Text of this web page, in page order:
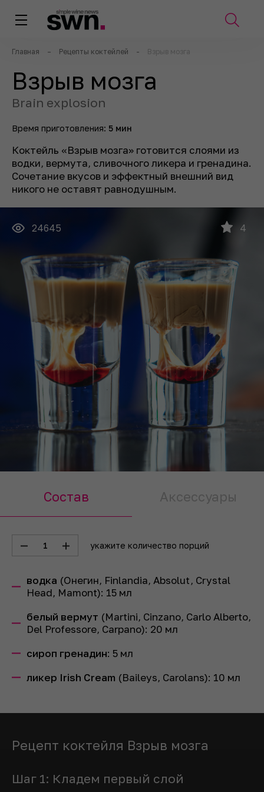
Главная – Рецепты коктейлей - Взрыв мозга
Взрыв мозга
Brain explosion
24645 4
Коктейль «Взрыв мозга» готовится слоями из
водки, вермута, сливочного ликера и гренадина.
Сочетание вкусов и эффектный внешний вид
никого не оставят равнодушным.
Время приготовления: 5 мин
Состав Аксессуары
1 укажите количество порций
водка (Онегин, Finlandia, Absolut, Crystal
Head, Mamont): 15 мл
белый вермут (Martini, Cinzano, Carlo Alberto,
Del Professore, Carpano): 20 мл
сироп гренадин: 5 мл
ликер Irish Cream (Baileys, Carolans): 10 мл
Рецепт коктейля Взрыв мозга
Шаг 1: Кладем первый слой